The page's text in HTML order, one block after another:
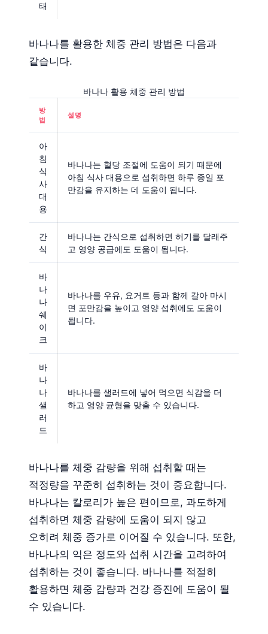
태
바나나를 활용한 체중 관리 방법은 다음과
같습니다.
바나나 활용 체중 관리 방법
방
법
설명
아
침
식
사
대
용
바나나는 혈당 조절에 도움이 되기 때문에
아침 식사 대용으로 섭취하면 하루 종일 포
만감을 유지하는 데 도움이 됩니다.
간
식
바나나는 간식으로 섭취하면 허기를 달래주
고 영양 공급에도 도움이 됩니다.
바
나
나
쉐
이
크
바나나를 우유, 요거트 등과 함께 갈아 마시
면 포만감을 높이고 영양 섭취에도 도움이
됩니다.
바
나
나
샐
러
드
바나나를 샐러드에 넣어 먹으면 식감을 더
하고 영양 균형을 맞출 수 있습니다.
바나나를 체중 감량을 위해 섭취할 때는
적정량을 꾸준히 섭취하는 것이 중요합니다.
바나나는 칼로리가 높은 편이므로, 과도하게
섭취하면 체중 감량에 도움이 되지 않고
오히려 체중 증가로 이어질 수 있습니다. 또한,
바나나의 익은 정도와 섭취 시간을 고려하여
섭취하는 것이 좋습니다. 바나나를 적절히
활용하면 체중 감량과 건강 증진에 도움이 될
수 있습니다.